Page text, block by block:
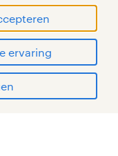
ervaring